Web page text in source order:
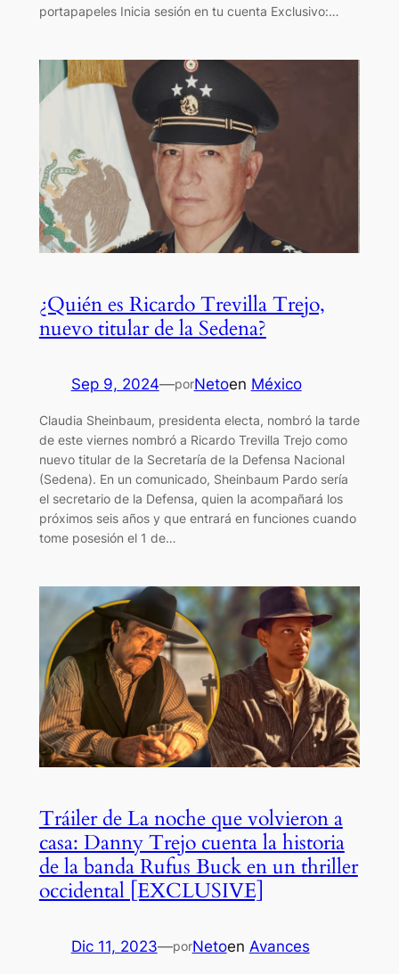
portapapeles Inicia sesión en tu cuenta Exclusivo:…
¿Quién es Ricardo Trevilla Trejo,
nuevo titular de la Sedena?
Sep 9, 2024—porNetoen México
Claudia Sheinbaum, presidenta electa, nombró la tarde
de este viernes nombró a Ricardo Trevilla Trejo como
nuevo titular de la Secretaría de la Defensa Nacional
(Sedena). En un comunicado, Sheinbaum Pardo sería
el secretario de la Defensa, quien la acompañará los
próximos seis años y que entrará en funciones cuando
tome posesión el 1 de…
Tráiler de La noche que volvieron a
casa: Danny Trejo cuenta la historia
de la banda Rufus Buck en un thriller
occidental [EXCLUSIVE]
Dic 11, 2023—porNetoen Avances